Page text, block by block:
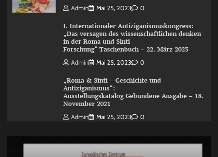
Admin Mai 25, 2023 0
I. Internationaler Antiziganismuskongress:
„Das versagen des wissenschaftlichen denken
in der Roma und Sinti
Forschung“ Taschenbuch – 22. März 2023
Admin Mai 25, 2023 0
„Roma & Sinti – Geschichte und
Antiziganismus“:
Ausstellungskatalog Gebundene Ausgabe – 18.
November 2021
Admin Mai 25, 2023 0